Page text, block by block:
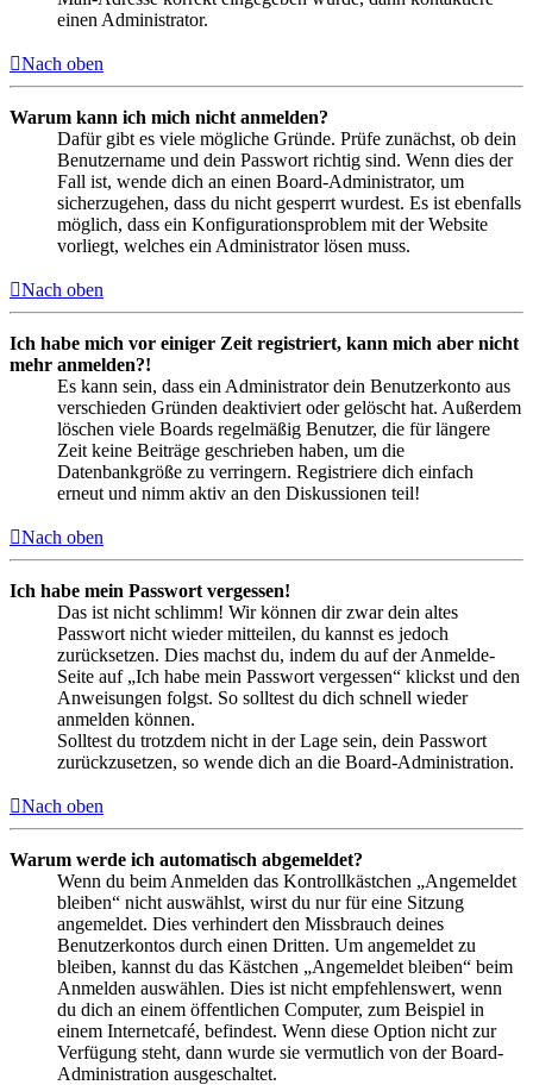
einen Administrator.
Nach oben
Warum kann ich mich nicht anmelden?
Dafür gibt es viele mögliche Gründe. Prüfe zunächst, ob dein
Benutzername und dein Passwort richtig sind. Wenn dies der
Fall ist, wende dich an einen Board-Administrator, um
sicherzugehen, dass du nicht gesperrt wurdest. Es ist ebenfalls
möglich, dass ein Konfigurationsproblem mit der Website
vorliegt, welches ein Administrator lösen muss.
Nach oben
Ich habe mich vor einiger Zeit registriert, kann mich aber nicht
mehr anmelden?!
Es kann sein, dass ein Administrator dein Benutzerkonto aus
verschieden Gründen deaktiviert oder gelöscht hat. Außerdem
löschen viele Boards regelmäßig Benutzer, die für längere
Zeit keine Beiträge geschrieben haben, um die
Datenbankgröße zu verringern. Registriere dich einfach
erneut und nimm aktiv an den Diskussionen teil!
Nach oben
Ich habe mein Passwort vergessen!
Das ist nicht schlimm! Wir können dir zwar dein altes
Passwort nicht wieder mitteilen, du kannst es jedoch
zurücksetzen. Dies machst du, indem du auf der Anmelde-
Seite auf „Ich habe mein Passwort vergessen“ klickst und den
Anweisungen folgst. So solltest du dich schnell wieder
anmelden können.
Solltest du trotzdem nicht in der Lage sein, dein Passwort
zurückzusetzen, so wende dich an die Board-Administration.
Nach oben
Warum werde ich automatisch abgemeldet?
Wenn du beim Anmelden das Kontrollkästchen „Angemeldet
bleiben“ nicht auswählst, wirst du nur für eine Sitzung
angemeldet. Dies verhindert den Missbrauch deines
Benutzerkontos durch einen Dritten. Um angemeldet zu
bleiben, kannst du das Kästchen „Angemeldet bleiben“ beim
Anmelden auswählen. Dies ist nicht empfehlenswert, wenn
du dich an einem öffentlichen Computer, zum Beispiel in
einem Internetcafé, befindest. Wenn diese Option nicht zur
Verfügung steht, dann wurde sie vermutlich von der Board-
Administration ausgeschaltet.